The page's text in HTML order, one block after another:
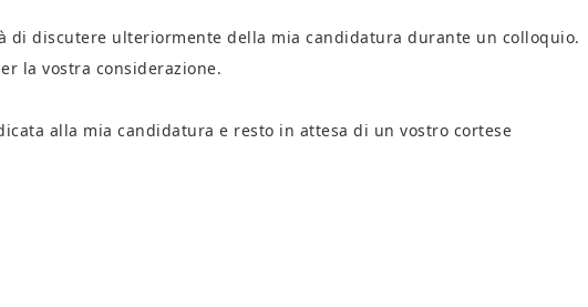
di discutere ulteriormente della mia candidatura durante un colloquio.
la vostra considerazione.
alla mia candidatura e resto in attesa di un vostro cortese